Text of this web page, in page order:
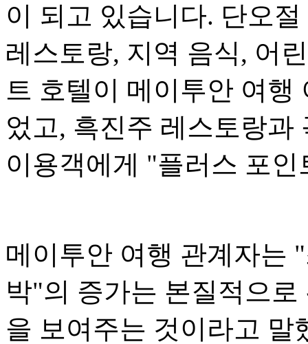
이 되고 있습니다. 단오
레스토랑, 지역 음식, 어
트 호텔이 메이투안 여
었고, 흑진주 레스토랑과
이용객에게 "플러스 포
메이투안 여행 관계자는
박"의 증가는 본질적으
을 보여주는 것이라고 말